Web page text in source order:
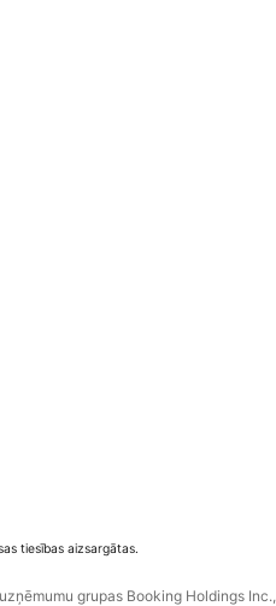
tiesības aizsargātas.
grupas Booking Holdings